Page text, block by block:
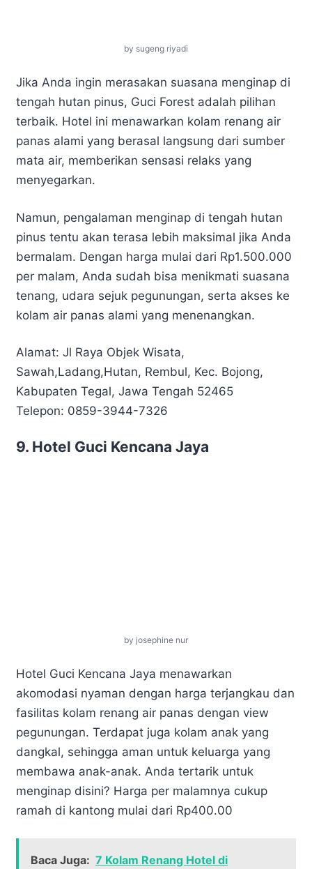
by sugeng riyadi
Jika Anda ingin merasakan suasana menginap di
tengah hutan pinus, Guci Forest adalah pilihan
terbaik. Hotel ini menawarkan kolam renang air
panas alami yang berasal langsung dari sumber
mata air, memberikan sensasi relaks yang
menyegarkan.
Namun, pengalaman menginap di tengah hutan
pinus tentu akan terasa lebih maksimal jika Anda
bermalam. Dengan harga mulai dari Rp1.500.000
per malam, Anda sudah bisa menikmati suasana
tenang, udara sejuk pegunungan, serta akses ke
kolam air panas alami yang menenangkan.
Alamat: Jl Raya Objek Wisata,
Sawah,Ladang,Hutan, Rembul, Kec. Bojong,
Kabupaten Tegal, Jawa Tengah 52465
Telepon: 0859-3944-7326
9. Hotel Guci Kencana Jaya
by josephine nur
Hotel Guci Kencana Jaya menawarkan
akomodasi nyaman dengan harga terjangkau dan
fasilitas kolam renang air panas dengan view
pegunungan. Terdapat juga kolam anak yang
dangkal, sehingga aman untuk keluarga yang
membawa anak-anak. Anda tertarik untuk
menginap disini? Harga per malamnya cukup
ramah di kantong mulai dari Rp400.00
Baca Juga: 7 Kolam Renang Hotel di